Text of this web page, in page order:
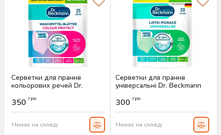
Серветки для прання
кольорових речей Dr.
шт
Артикул:AS-00482
350 грн
Немає на складі
Серветки для прання
універсальні Dr. Beckmann
Артикул:
300 грн
Немає на складі